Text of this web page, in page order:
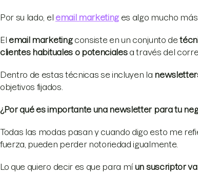
Por su lado, el email marketing es algo mucho más
El email marketingconsiste en un conjunto de
clientes habituales o potencialesa través del
Dentro de estas técnicas se incluyen la
objetivos fijados.
¿Por qué es importante una newsletter para tu
Todas las modas pasan y cuando digo esto me
fuerza, pueden perder notoriedad igualmente.
Lo que quiero decir es que para mí un suscriptor